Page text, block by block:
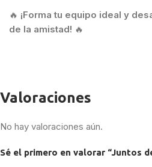
🔥 ¡Forma tu equipo ideal y
de la amistad! 🔥
Valoraciones
No hay valoraciones aún.
Sé el primero en valorar “Juntos